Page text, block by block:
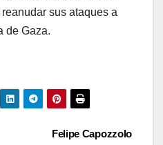
sus ataques a
de Gaza.
Felipe Capozzolo